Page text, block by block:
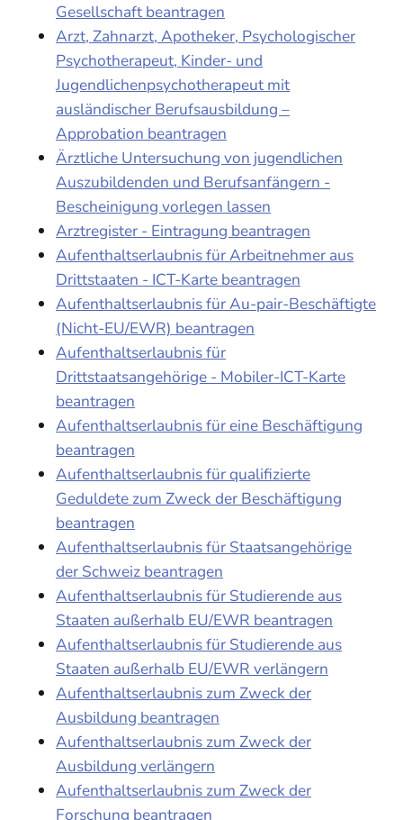
Gesellschaft beantragen
Arzt, Zahnarzt, Apotheker, Psychologischer
Psychotherapeut, Kinder- und
Jugendlichenpsychotherapeut mit
ausländischer Berufsausbildung –
Approbation beantragen
Ärztliche Untersuchung von jugendlichen
Auszubildenden und Berufsanfängern -
Bescheinigung vorlegen lassen
Arztregister - Eintragung beantragen
Aufenthaltserlaubnis für Arbeitnehmer aus
Drittstaaten - ICT-Karte beantragen
Aufenthaltserlaubnis für Au-pair-Beschäftigte
(Nicht-EU/EWR) beantragen
Aufenthaltserlaubnis für
Drittstaatsangehörige - Mobiler-ICT-Karte
beantragen
Aufenthaltserlaubnis für eine Beschäftigung
beantragen
Aufenthaltserlaubnis für qualifizierte
Geduldete zum Zweck der Beschäftigung
beantragen
Aufenthaltserlaubnis für Staatsangehörige
der Schweiz beantragen
Aufenthaltserlaubnis für Studierende aus
Staaten außerhalb EU/EWR beantragen
Aufenthaltserlaubnis für Studierende aus
Staaten außerhalb EU/EWR verlängern
Aufenthaltserlaubnis zum Zweck der
Ausbildung beantragen
Aufenthaltserlaubnis zum Zweck der
Ausbildung verlängern
Aufenthaltserlaubnis zum Zweck der
Forschung beantragen